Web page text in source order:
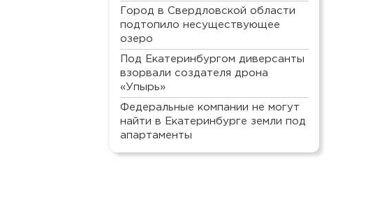
Город в Свердловской области
подтопило несуществующее
озеро
Под Екатеринбургом диверсанты
взорвали создателя дрона
«Упырь»
Федеральные компании не могут
найти в Екатеринбурге земли под
апартаменты